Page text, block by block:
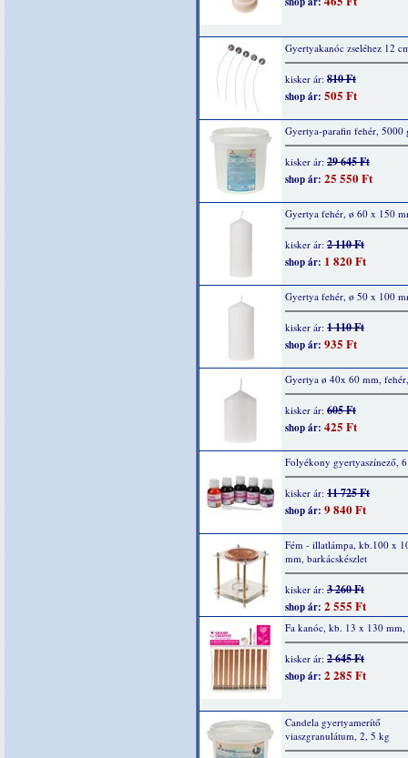
Gyertyakanóc zseléhez 12
kisker ár: 810 Ft
shop ár: 505 Ft
Gyertya-parafin fehér, 5000
kisker ár: 29 645 Ft
shop ár: 25 550 Ft
Gyertya fehér, ø 60 x 150
kisker ár: 2 110 Ft
shop ár: 1 820 Ft
Gyertya fehér, ø 50 x 100
kisker ár: 1 110 Ft
shop ár: 935 Ft
Gyertya ø 40x 60 mm,
kisker ár: 605 Ft
shop ár: 425 Ft
Folyékony gyertyaszínező, 6
kisker ár: 11 725 Ft
shop ár: 9 840 Ft
Fém - illatlámpa, kb.100 x
mm, barkácskészlet
kisker ár: 3 260 Ft
shop ár: 2 555 Ft
Fa kanóc, kb. 13 x 130 mm,
kisker ár: 2 645 Ft
shop ár: 2 285 Ft
Candela gyertyamerítő
viaszgranulátum, 2, 5 kg